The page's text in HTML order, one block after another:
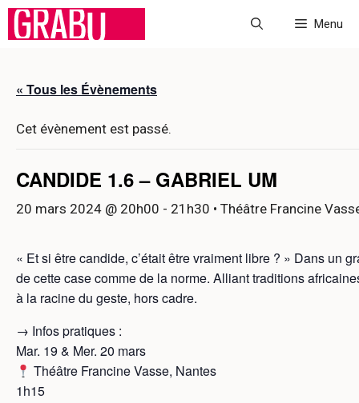
Aller
Menu
« Tous les Évènements
Cet évènement est passé.
CANDIDE 1.6 – GABRIEL UM
20 mars 2024 @ 20h00 - 21h30 • Théâtre Francine
« Et si être candide, c’était être vraiment libre ? » Dans un
de cette case comme de la norme. Alliant traditions
à la racine du geste, hors cadre.
→ Infos pratiques :
Mar. 19 & Mer. 20 mars
Théâtre Francine Vasse, Nantes
1h15